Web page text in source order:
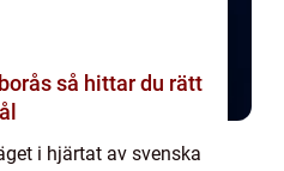
du rätt
i hjärtat av svenska